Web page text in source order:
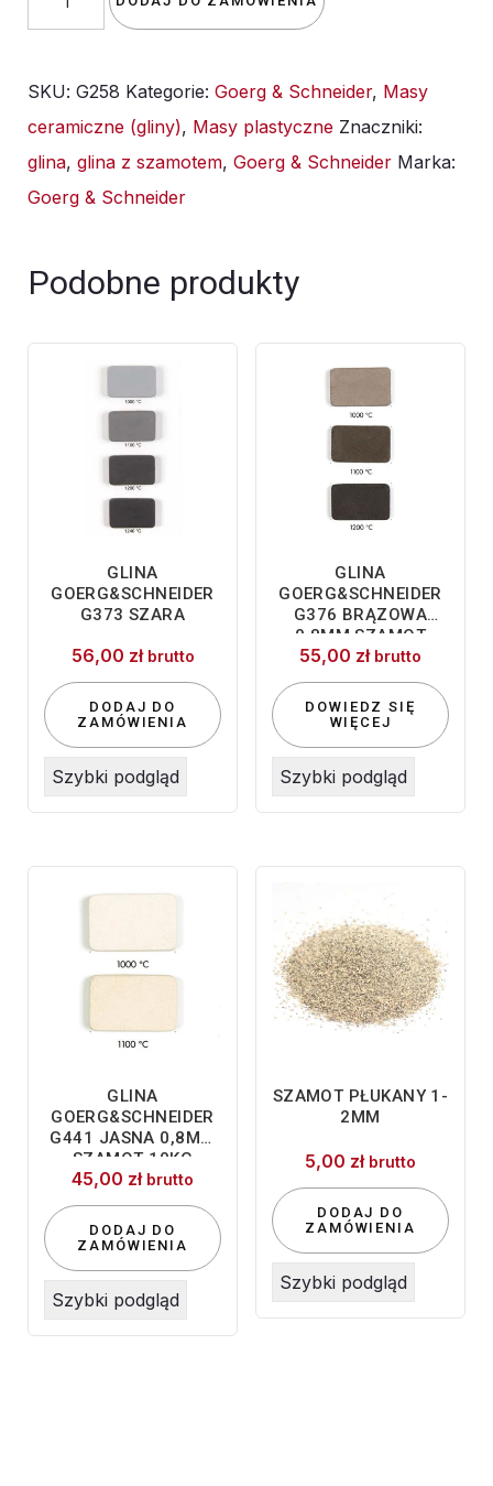
Glina
G258
jasna
10kg
SKU: G258 Kategorie: Goerg & Schneider, Masy
ceramiczne (gliny), Masy plastyczne Znaczniki:
glina, glina z szamotem, Goerg & Schneider Marka:
Goerg & Schneider
Podobne produkty
GLINA
GOERG&SCHNEIDER
G373 SZARA
56,00 zł brutto
DODAJ DO
ZAMÓWIENIA
Szybki podgląd
GLINA
GOERG&SCHNEIDER
G376 BRĄZOWA
0,8MM SZAMOT
10KG
55,00 zł brutto
DOWIEDZ SIĘ
WIĘCEJ
Szybki podgląd
GLINA
GOERG&SCHNEIDER
G441 JASNA 0,8MM
SZAMOT 10KG
45,00 zł brutto
DODAJ DO
ZAMÓWIENIA
Szybki podgląd
SZAMOT PŁUKANY 1-
2MM
5,00 zł brutto
DODAJ DO
ZAMÓWIENIA
Szybki podgląd